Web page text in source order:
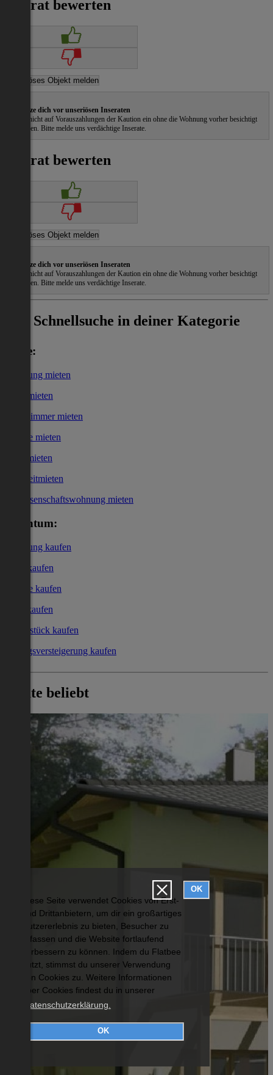
Diese Seite verwendet Cookies von Erst-
und Drittanbietern, um dir ein großartiges
Nutzererlebnis zu bieten, Besucher zu
erfassen und die Website fortlaufend
verbessern zu können. Indem du Flatbee
nutzt, stimmst du unserer Verwendung
von Cookies zu. Weitere Informationen
über Cookies findest du in unserer
Datenschutzerklärung.
OK
OK
Inserat bewerten
Schütze dich vor unseriösen Inseraten
Gehe nicht auf Vorauszahlungen der Kaution ein ohne die Wohnung vorher besichtigt
zu haben. Bitte melde uns verdächtige Inserate.
Inserat bewerten
Schütze dich vor unseriösen Inseraten
Gehe nicht auf Vorauszahlungen der Kaution ein ohne die Wohnung vorher besichtigt
zu haben. Bitte melde uns verdächtige Inserate.
Schnellsuche in deiner Kategorie
Miete:
Wohnung mieten
Haus mieten
WG-Zimmer mieten
Garage mieten
Büro mieten
Kurzzeitmieten
Genossenschaftswohnung mieten
Eigentum:
Wohnung kaufen
Haus kaufen
Garage kaufen
Büro kaufen
Grundstück kaufen
Zwangsversteigerung kaufen
Heute beliebt